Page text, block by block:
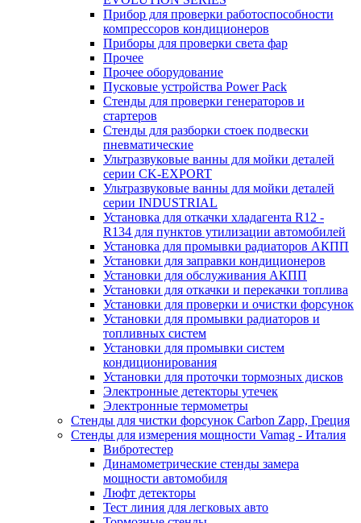
Прибор для проверки работоспособности
компрессоров кондиционеров
Приборы для проверки света фар
Прочее
Прочее оборудование
Пусковые устройства Power Pack
Стенды для проверки генераторов и
стартеров
Стенды для разборки стоек подвески
пневматические
Ультразвуковые ванны для мойки деталей
серии CK-EXPORT
Ультразвуковые ванны для мойки деталей
серии INDUSTRIAL
Установка для откачки хладагента R12 -
R134 для пунктов утилизации автомобилей
Установка для промывки радиаторов АКПП
Установки для заправки кондиционеров
Установки для обслуживания АКПП
Установки для откачки и перекачки топлива
Установки для проверки и очистки форсунок
Установки для промывки радиаторов и
топливных систем
Установки для промывки систем
кондиционирования
Установки для проточки тормозных дисков
Электронные детекторы утечек
Электронные термометры
Стенды для чистки форсунок Carbon Zapp, Греция
Стенды для измерения мощности Vamag - Италия
Вибротестер
Динамометрические стенды замера
мощности автомобиля
Люфт детекторы
Тест линия для легковых авто